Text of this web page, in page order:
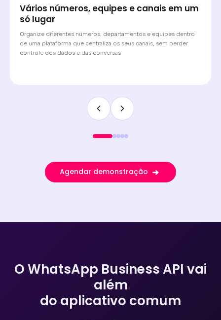
Saiba de onde veio cada lead e atenda
com o contexto certo
Quando o cliente chega por um anúncio de Click-to-WhatsApp,
a Huggy mostra qual campanha originou a conversa. O
atendente sabe o contexto antes de digitar a primeira
Agendar demonstração
O WhatsApp Business API vai
além
do aplicativo comum